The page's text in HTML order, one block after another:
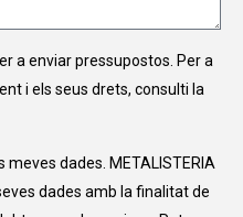
a enviar pressupostos. Per a
i els seus drets, consulti la
dades. METALISTERIA
dades amb la finalitat de